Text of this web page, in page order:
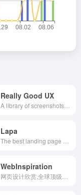
Really Good UX
Lapa
WebInspiration